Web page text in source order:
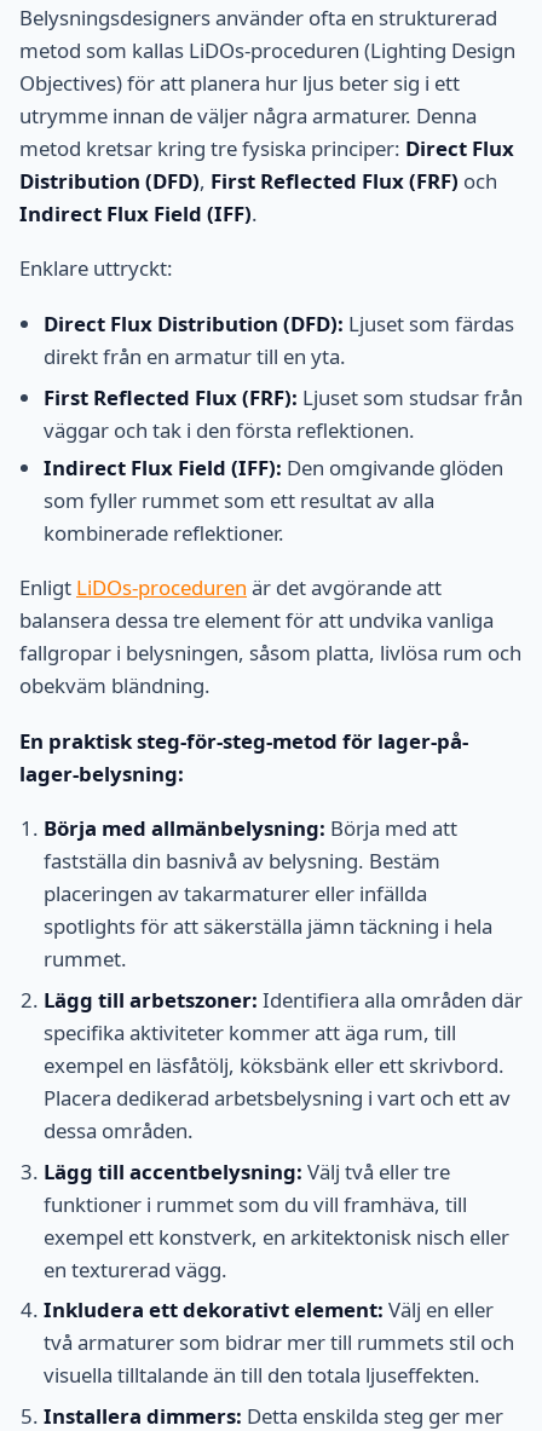
Belysningsdesigners använder ofta en strukturerad
metod som kallas LiDOs-proceduren (Lighting Design
Objectives) för att planera hur ljus beter sig i ett
utrymme innan de väljer några armaturer. Denna
metod kretsar kring tre fysiska principer: Direct Flux
Distribution (DFD), First Reflected Flux (FRF) och
Indirect Flux Field (IFF).
Enklare uttryckt:
Direct Flux Distribution (DFD): Ljuset som färdas
direkt från en armatur till en yta.
First Reflected Flux (FRF): Ljuset som studsar från
väggar och tak i den första reflektionen.
Indirect Flux Field (IFF): Den omgivande glöden
som fyller rummet som ett resultat av alla
kombinerade reflektioner.
Enligt LiDOs-proceduren är det avgörande att
balansera dessa tre element för att undvika vanliga
fallgropar i belysningen, såsom platta, livlösa rum och
obekväm bländning.
En praktisk steg-för-steg-metod för lager-på-
lager-belysning:
Börja med allmänbelysning: Börja med att
fastställa din basnivå av belysning. Bestäm
placeringen av takarmaturer eller infällda
spotlights för att säkerställa jämn täckning i hela
rummet.
Lägg till arbetszoner: Identifiera alla områden där
specifika aktiviteter kommer att äga rum, till
exempel en läsfåtölj, köksbänk eller ett skrivbord.
Placera dedikerad arbetsbelysning i vart och ett av
dessa områden.
Lägg till accentbelysning: Välj två eller tre
funktioner i rummet som du vill framhäva, till
exempel ett konstverk, en arkitektonisk nisch eller
en texturerad vägg.
Inkludera ett dekorativt element: Välj en eller
två armaturer som bidrar mer till rummets stil och
visuella tilltalande än till den totala ljuseffekten.
Installera dimmers: Detta enskilda steg ger mer